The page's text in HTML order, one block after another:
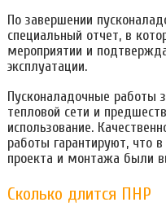
По завершении
специальный отчет, в
мероприятии и
эксплуатации.
Пусконаладочные работы
тепловой сети и
использование.
работы гарантируют, что
проекта и монтажа были
Сколько длится ПНР